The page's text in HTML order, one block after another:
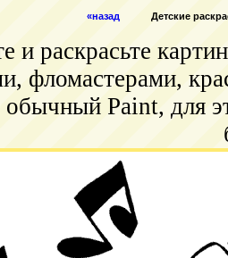
«назад Детские
и раскрасьте
фломастерами,
Paint, для